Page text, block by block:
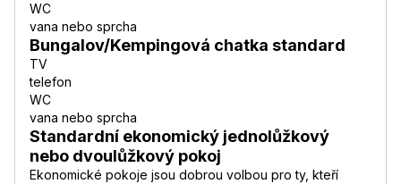
WC
vana nebo sprcha
Bungalov/Kempingová chatka standard
TV
telefon
WC
vana nebo sprcha
Standardní ekonomický jednolůžkový
nebo dvoulůžkový pokoj
Ekonomické pokoje jsou dobrou volbou pro ty, kteří